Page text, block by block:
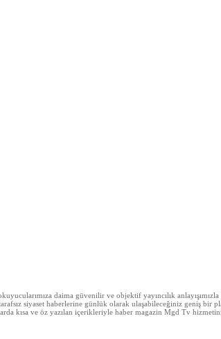
daima güvenilir ve objektif yayıncılık
siyaset haberlerine günlük olarak ulaşabileceğiniz geniş bir
kısa ve öz yazılan içerikleriyle haber magazin Mgd Tv